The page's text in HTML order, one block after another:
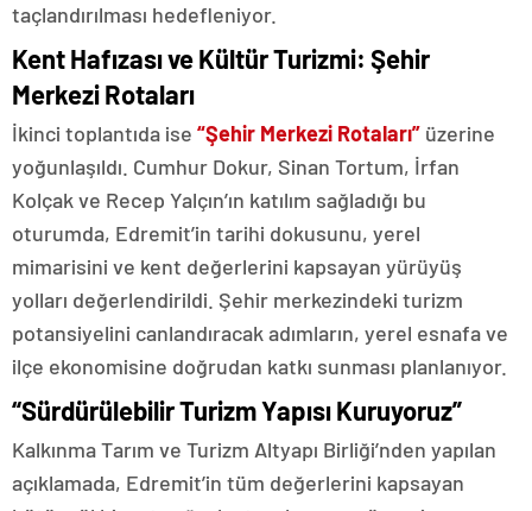
taçlandırılması hedefleniyor.
Kent Hafızası ve Kültür Turizmi: Şehir
Merkezi Rotaları
İkinci toplantıda ise “Şehir Merkezi Rotaları” üzerine
yoğunlaşıldı. Cumhur Dokur, Sinan Tortum, İrfan
Kolçak ve Recep Yalçın’ın katılım sağladığı bu
oturumda, Edremit’in tarihi dokusunu, yerel
mimarisini ve kent değerlerini kapsayan yürüyüş
yolları değerlendirildi. Şehir merkezindeki turizm
potansiyelini canlandıracak adımların, yerel esnafa ve
ilçe ekonomisine doğrudan katkı sunması planlanıyor.
“Sürdürülebilir Turizm Yapısı Kuruyoruz”
Kalkınma Tarım ve Turizm Altyapı Birliği’nden yapılan
açıklamada, Edremit’in tüm değerlerini kapsayan